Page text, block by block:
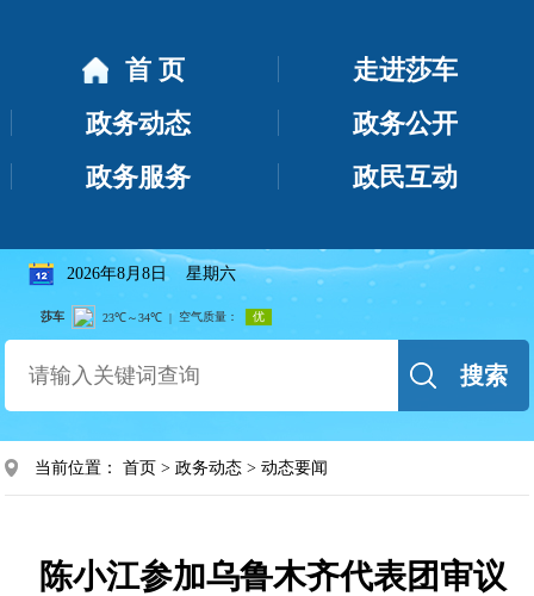
首 页
走进莎车
政务动态
政务公开
政务服务
政民互动
2026年8月8日 星期六
搜索
当前位置：首页 >政务动态 >动态要闻
陈小江参加乌鲁木齐代表团审议